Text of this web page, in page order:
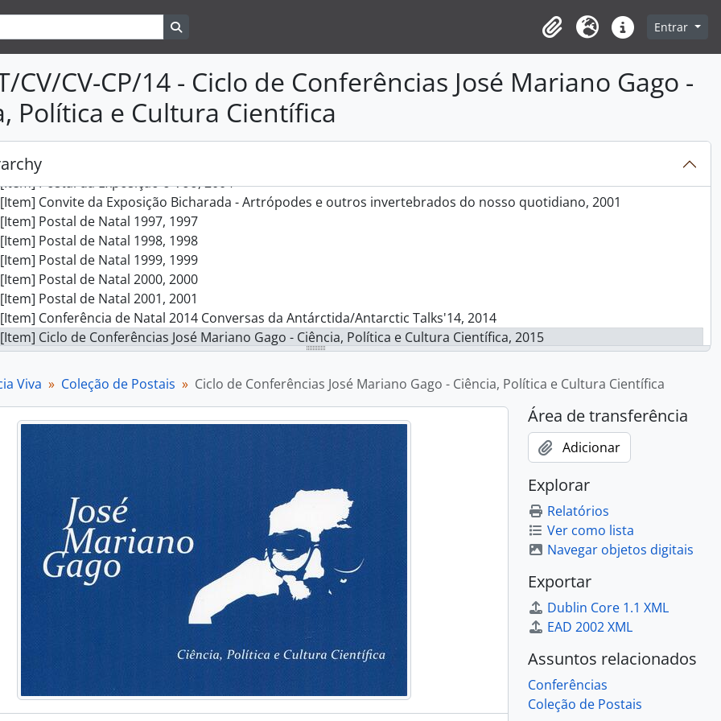
Clipboard
Idioma Ligações rápidas
Entrar
CV/CV-CP/14 - Ciclo de Conferências José Mariano Gago -
Política e Cultura Científica
Organização e Participação em Eventos, 1996 - 2016
[Item] Convite da exposição Knojo!, 2007
[Item] Convite Exposição Terra - Um planeta dinâmico, 2002
[Item] Convite Exposição Era uma Vez… ciência para quem gosta de histórias, 2013 - 2014
[Item] Postal Exposição O mar é fixe mas não é só peixe, 2011 - 2012
[Item] Postal de Natal 2004, 2004
[Item] Postal da Exposição o Voo, 2004
[Item] Convite da Exposição Bicharada - Artrópodes e outros invertebrados do nosso quotidiano, 2001
[Item] Postal de Natal 1997, 1997
[Item] Postal de Natal 1998, 1998
[Item] Postal de Natal 1999, 1999
[Item] Postal de Natal 2000, 2000
[Item] Postal de Natal 2001, 2001
[Item] Conferência de Natal 2014 Conversas da Antárctida/Antarctic Talks'14, 2014
[Item] Ciclo de Conferências José Mariano Gago - Ciência, Política e Cultura Científica, 2015
[Item] Convite European Science TV and New Media Awards 2012, 2012
[Item] Postal de Natal 2015, 2015
[Item] Postal de Natal de 2013, 2013
[Item] Postal de Natal 2007 - Esferas, 2007
[Item] Postal de Natal 2007 - Quadrados, 2007
[Item] Postal de Natal 1996, 1996
[Item] Postal de Natal 2006 - Balões, 2006
[Item] Postal de Natal 2006 - Bolas de Natal, 2006
[Item] Postal de Natal 2006 - Grinaldas de Natal, 2006
[Item] Postal de Natal 2006 - Espelhos, 2006
[Item] Postal de Natal 2003, 2003
[Item] Postal de Natal 2009, 2009
[Item] Postal de Natal 2010, 2010
[Item] Postal de Natal 2011, 2011
[Item] Postal de Natal 2012, 2012
Viva Coleção de Postais Ciclo de Conferências José Mariano Gago - Ciência, Política e Cultura Científica
Área de transferência
Adicionar
Explorar
Relatórios
Ver como lista
Navegar objetos digitais
Exportar
Dublin Core 1.1 XML
EAD 2002 XML
Assuntos relacionados
Conferências
Coleção de Postais